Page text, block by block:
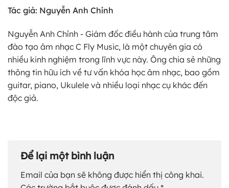
Tác giả: Nguyễn Anh Chỉnh
Nguyễn Anh Chỉnh - Giám đốc điều hành của trung tâm
đào tạo âm nhạc C Fly Music, là một chuyên gia có
nhiều kinh nghiệm trong lĩnh vực này. Ông chia sẻ những
thông tin hữu ích về tư vấn khóa học âm nhạc, bao gồm
guitar, piano, Ukulele và nhiều loại nhạc cụ khác đến
độc giả.
Để lại một bình luận
Email của bạn sẽ không được hiển thị công khai.